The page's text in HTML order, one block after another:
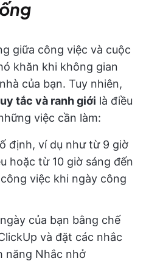
giữa công việc và cuộc
khăn khi không gian
của bạn. Tuy nhiên,
tắc và ranh giới là điều
việc cần làm:
định, ví dụ như từ 9 giờ
hoặc từ 10 giờ sáng đến
việc khi ngày công
của bạn bằng chế
và đặt các nhắc
năng Nhắc nhở